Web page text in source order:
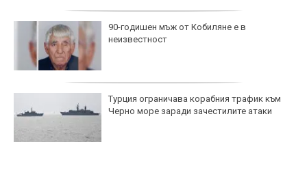
90-годишен мъж от Кобиляне е в
неизвестност
Турция ограничава корабния трафик към
Черно море заради зачестилите атаки